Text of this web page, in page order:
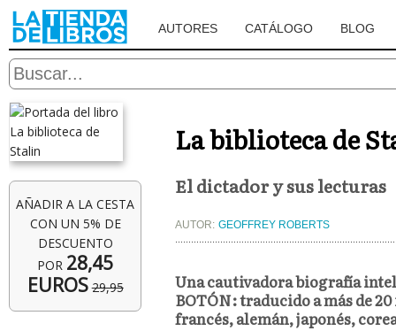
AUTORES CATÁLOGO BLOG
AÑADIR A LA CESTA
CON UN 5% DE
DESCUENTO
POR 28,45
EUROS 29,95
La biblioteca de
El dictador y sus lecturas
AUTOR: GEOFFREY ROBERTS
Una cautivadora biografía
BOTÓN: traducido a más de
francés, alemán, japonés,